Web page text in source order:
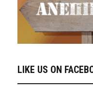
LIKE US ON